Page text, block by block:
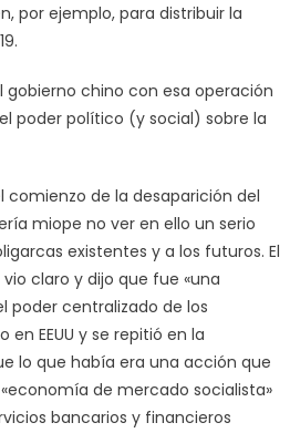
por ejemplo, para distribuir la
gobierno chino con esa operación
poder político (y social) sobre la
comienzo de la desaparición del
miope no ver en ello un serio
existentes y a los futuros. El
claro y dijo que fue «una
poder centralizado de los
EEUU y se repitió en la
lo que había era una acción que
de mercado socialista»
bancarios y financieros